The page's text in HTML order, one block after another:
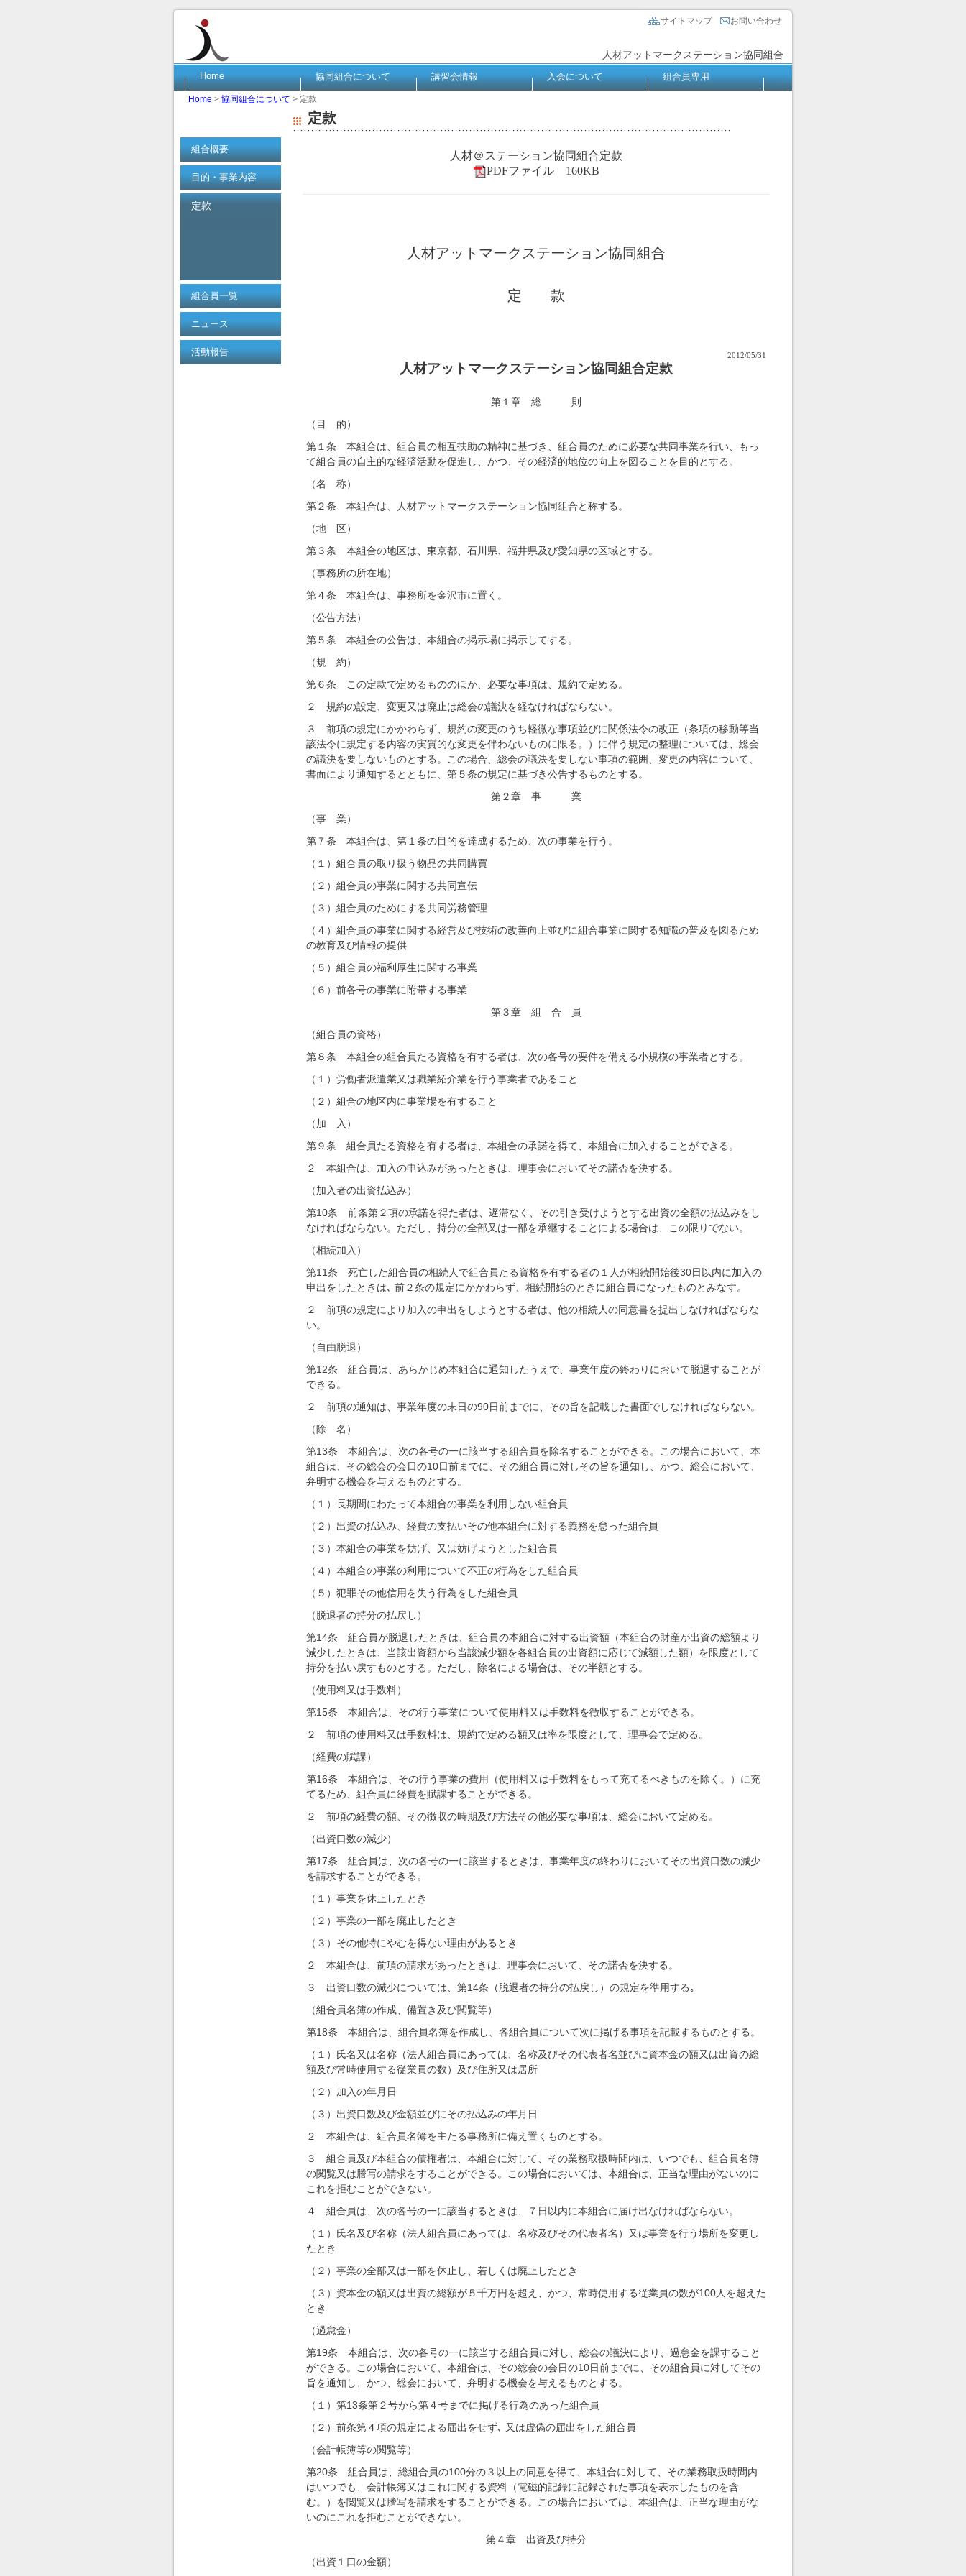
人材アットマークステーション協同組合
サイトマップ お問い合わせ
Home 協同組合について 講習会情報 入会について 組合員専用
Home > 協同組合について > 定款
定款
組合概要
目的・事業内容
定款
組合員一覧
ニュース
活動報告
人材＠ステーション協同組合定款
PDFファイル 160KB
人材アットマークステーション協同組合
定 款
2012/05/31
人材アットマークステーション協同組合定款
第１章 総 則
（目 的）
第１条 本組合は、組合員の相互扶助の精神に基づき、組合員のために必要な共同事業を行い、もっ
て組合員の自主的な経済活動を促進し、かつ、その経済的地位の向上を図ることを目的とする。
（名 称）
第２条 本組合は、人材アットマークステーション協同組合と称する。
（地 区）
第３条 本組合の地区は、東京都、石川県、福井県及び愛知県の区域とする。
（事務所の所在地）
第４条 本組合は、事務所を金沢市に置く。
（公告方法）
第５条 本組合の公告は、本組合の掲示場に掲示してする。
（規 約）
第６条 この定款で定めるもののほか、必要な事項は、規約で定める。
２ 規約の設定、変更又は廃止は総会の議決を経なければならない。
３ 前項の規定にかかわらず、規約の変更のうち軽微な事項並びに関係法令の改正（条項の移動等当
該法令に規定する内容の実質的な変更を伴わないものに限る。）に伴う規定の整理については、総会
の議決を要しないものとする。この場合、総会の議決を要しない事項の範囲、変更の内容について、
書面により通知するとともに、第５条の規定に基づき公告するものとする。
第２章 事 業
（事 業）
第７条 本組合は、第１条の目的を達成するため、次の事業を行う。
（１）組合員の取り扱う物品の共同購買
（２）組合員の事業に関する共同宣伝
（３）組合員のためにする共同労務管理
（４）組合員の事業に関する経営及び技術の改善向上並びに組合事業に関する知識の普及を図るため
の教育及び情報の提供
（５）組合員の福利厚生に関する事業
（６）前各号の事業に附帯する事業
第３章 組 合 員
（組合員の資格）
第８条 本組合の組合員たる資格を有する者は、次の各号の要件を備える小規模の事業者とする。
（１）労働者派遣業又は職業紹介業を行う事業者であること
（２）組合の地区内に事業場を有すること
（加 入）
第９条 組合員たる資格を有する者は、本組合の承諾を得て、本組合に加入することができる。
２ 本組合は、加入の申込みがあったときは、理事会においてその諾否を決する。
（加入者の出資払込み）
第10条 前条第２項の承諾を得た者は、遅滞なく、その引き受けようとする出資の全額の払込みをし
なければならない。ただし、持分の全部又は一部を承継することによる場合は、この限りでない。
（相続加入）
第11条 死亡した組合員の相続人で組合員たる資格を有する者の１人が相続開始後30日以内に加入の
申出をしたときは､ 前２条の規定にかかわらず、相続開始のときに組合員になったものとみなす。
２ 前項の規定により加入の申出をしようとする者は、他の相続人の同意書を提出しなければならな
い。
（自由脱退）
第12条 組合員は、あらかじめ本組合に通知したうえで、事業年度の終わりにおいて脱退することが
できる。
２ 前項の通知は、事業年度の末日の90日前までに、その旨を記載した書面でしなければならない。
（除 名）
第13条 本組合は、次の各号の一に該当する組合員を除名することができる。この場合において、本
組合は、その総会の会日の10日前までに、その組合員に対しその旨を通知し、かつ、総会において、
弁明する機会を与えるものとする。
（１）長期間にわたって本組合の事業を利用しない組合員
（２）出資の払込み、経費の支払いその他本組合に対する義務を怠った組合員
（３）本組合の事業を妨げ、又は妨げようとした組合員
（４）本組合の事業の利用について不正の行為をした組合員
（５）犯罪その他信用を失う行為をした組合員
（脱退者の持分の払戻し）
第14条 組合員が脱退したときは、組合員の本組合に対する出資額（本組合の財産が出資の総額より
減少したときは、当該出資額から当該減少額を各組合員の出資額に応じて減額した額）を限度として
持分を払い戻すものとする。ただし、除名による場合は、その半額とする。
（使用料又は手数料）
第15条 本組合は、その行う事業について使用料又は手数料を徴収することができる。
２ 前項の使用料又は手数料は、規約で定める額又は率を限度として、理事会で定める。
（経費の賦課）
第16条 本組合は、その行う事業の費用（使用料又は手数料をもって充てるべきものを除く。）に充
てるため、組合員に経費を賦課することができる。
２ 前項の経費の額、その徴収の時期及び方法その他必要な事項は、総会において定める。
（出資口数の減少）
第17条 組合員は、次の各号の一に該当するときは、事業年度の終わりにおいてその出資口数の減少
を請求することができる。
（１）事業を休止したとき
（２）事業の一部を廃止したとき
（３）その他特にやむを得ない理由があるとき
２ 本組合は、前項の請求があったときは、理事会において、その諾否を決する。
３ 出資口数の減少については、第14条（脱退者の持分の払戻し）の規定を準用する｡
（組合員名簿の作成、備置き及び閲覧等）
第18条 本組合は、組合員名簿を作成し、各組合員について次に掲げる事項を記載するものとする。
（１）氏名又は名称（法人組合員にあっては、名称及びその代表者名並びに資本金の額又は出資の総
額及び常時使用する従業員の数）及び住所又は居所
（２）加入の年月日
（３）出資口数及び金額並びにその払込みの年月日
２ 本組合は、組合員名簿を主たる事務所に備え置くものとする。
３ 組合員及び本組合の債権者は、本組合に対して、その業務取扱時間内は、いつでも、組合員名簿
の閲覧又は謄写の請求をすることができる。この場合においては、本組合は、正当な理由がないのに
これを拒むことができない。
４ 組合員は、次の各号の一に該当するときは、７日以内に本組合に届け出なければならない。
（１）氏名及び名称（法人組合員にあっては、名称及びその代表者名）又は事業を行う場所を変更し
たとき
（２）事業の全部又は一部を休止し、若しくは廃止したとき
（３）資本金の額又は出資の総額が５千万円を超え、かつ、常時使用する従業員の数が100人を超えた
とき
（過怠金）
第19条 本組合は、次の各号の一に該当する組合員に対し、総会の議決により、過怠金を課すること
ができる。この場合において、本組合は、その総会の会日の10日前までに、その組合員に対してその
旨を通知し、かつ、総会において、弁明する機会を与えるものとする。
（１）第13条第２号から第４号までに掲げる行為のあった組合員
（２）前条第４項の規定による届出をせず､ 又は虚偽の届出をした組合員
（会計帳簿等の閲覧等）
第20条 組合員は、総組合員の100分の３以上の同意を得て、本組合に対して、その業務取扱時間内
はいつでも、会計帳簿又はこれに関する資料（電磁的記録に記録された事項を表示したものを含
む。）を閲覧又は謄写を請求をすることができる。この場合においては、本組合は、正当な理由がな
いのにこれを拒むことができない。
第４章 出資及び持分
（出資１口の金額）